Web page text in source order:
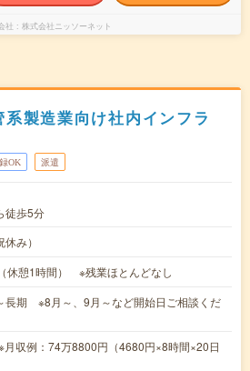
社 株式会社ニッソーネット
製造業向け社内インフラ
OK 派遣
徒歩5分
み）
休憩1時間） ※残業ほとんどなし
長期 ※8月～、9月～など開始日ご相談くだ
収例：74万8800円（4680円×8時間×20日